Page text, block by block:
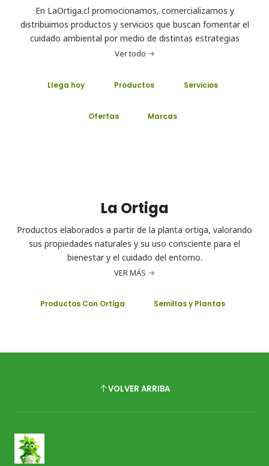
En LaOrtiga.cl promocionamos, comercializamos y
distribuimos productos y servicios que buscan fomentar el
cuidado ambiental por medio de distintas estrategias
Ver todo
Llega hoy Productos Servicios
Ofertas Marcas
La Ortiga
Productos elaborados a partir de la planta ortiga, valorando
sus propiedades naturales y su uso consciente para el
bienestar y el cuidado del entorno.
VER MÁS
Productos Con Ortiga Semillas y Plantas
VOLVER ARRIBA